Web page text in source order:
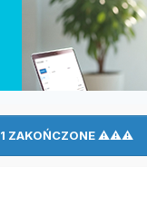
ZAKOŃCZONE ⚠⚠⚠